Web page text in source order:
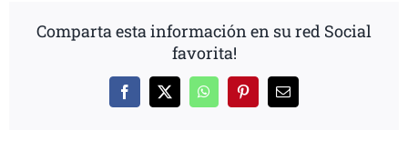
Comparta esta información en su red Social
favorita!
Facebook
X WhatsAppPinterestCorreo
electrónico